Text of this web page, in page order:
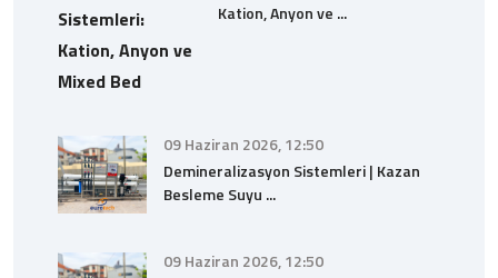
Kation, Anyon ve ...
09 Haziran 2026, 12:50
Demineralizasyon Sistemleri | Kazan
Besleme Suyu ...
09 Haziran 2026, 12:50